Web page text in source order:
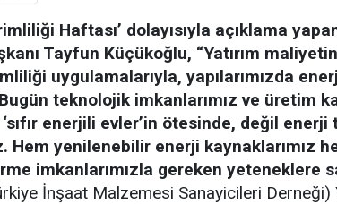
Haftası’ dolayısıyla açıklama
Tayfun Küçükoğlu, “Yatırım
uygulamalarıyla, yapılarımızda
teknolojik imkanlarımız ve üretim
‘sıfır enerjili evler’in ötesinde, değil
Hem yenilenebilir enerji kaynaklarımız
imkanlarımızla gereken yeteneklere
İnşaat Malzemesi Sanayicileri Derneği)